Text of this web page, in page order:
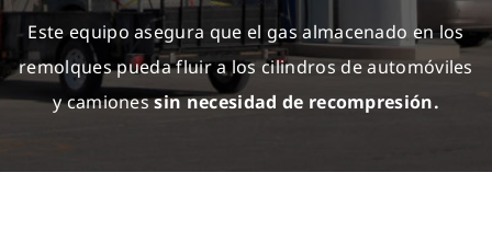
Este equipo asegura que el gas almacenado en los
remolques pueda fluir a los cilindros de automóviles
y camionessin necesidad de recompresión.